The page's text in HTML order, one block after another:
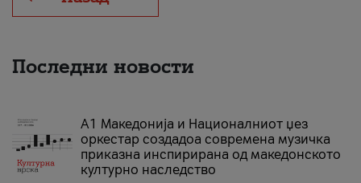
Последни новости
А1 Македонија и Националниот џез
оркестар создадоа современа музичка
приказна инспирирана од македонското
културно наследство